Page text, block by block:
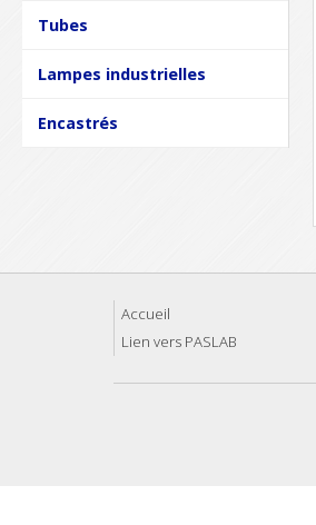
Tubes
Lampes industrielles
Encastrés
Accueil
Lien vers PASLAB